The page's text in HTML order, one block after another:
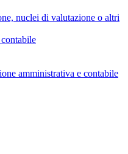
nuclei di valutazione o altri
amministrativa e contabile